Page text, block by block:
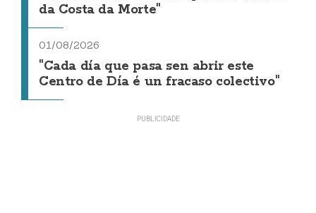
da Costa da Morte"
01/08/2026
"Cada día que pasa sen abrir este
Centro de Día é un fracaso colectivo"